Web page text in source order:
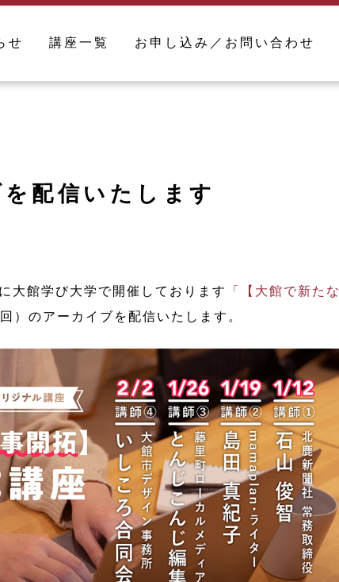
せ 講座一覧 お申し込み／お問い合わせ
配信いたします
に大館学び大学で開催しております
「【大館で新たな
） のアーカイブを配信いたします。